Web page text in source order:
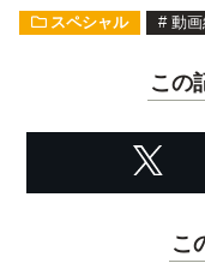
スペシャル # 動
この
こ